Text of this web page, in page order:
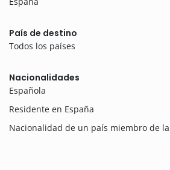
País de destino
Todos los países
Nacionalidades
Española
Residente en España
Nacionalidad de un país miembro de